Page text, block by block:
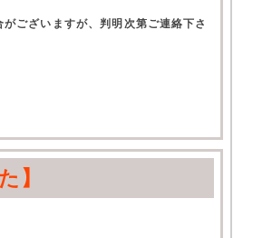
ございますが、判明次第ご連絡下さ
】